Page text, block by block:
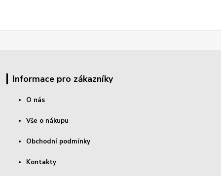
Informace pro zákazníky
O nás
Vše o nákupu
Obchodní podmínky
Kontakty